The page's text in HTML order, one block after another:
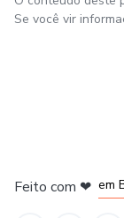
Se você vir
Feito com ❤ em